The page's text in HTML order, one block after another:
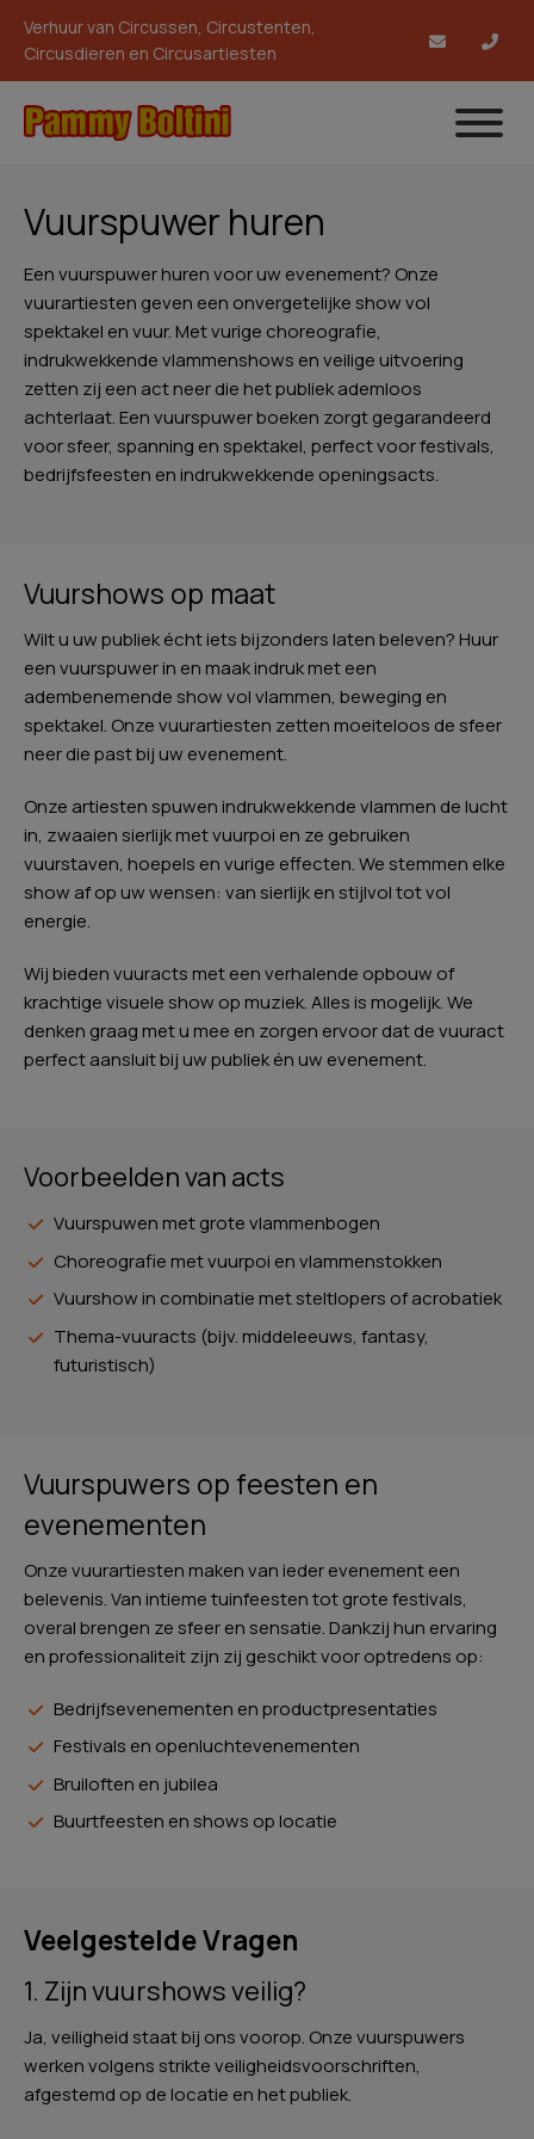
Verhuur van Circussen, Circustenten,
Circusdieren en Circusartiesten
Vuurspuwer huren
Een vuurspuwer huren voor uw evenement? Onze
vuurartiesten geven een onvergetelijke show vol
spektakel en vuur. Met vurige choreografie,
indrukwekkende vlammenshows en veilige uitvoering
zetten zij een act neer die het publiek ademloos
achterlaat. Een vuurspuwer boeken zorgt gegarandeerd
voor sfeer, spanning en spektakel, perfect voor festivals,
bedrijfsfeesten en indrukwekkende openingsacts.
Vuurshows op maat
Wilt u uw publiek écht iets bijzonders laten beleven? Huur
een vuurspuwer in en maak indruk met een
adembenemende show vol vlammen, beweging en
spektakel. Onze vuurartiesten zetten moeiteloos de sfeer
neer die past bij uw evenement.
Onze artiesten spuwen indrukwekkende vlammen de lucht
in, zwaaien sierlijk met vuurpoi en ze gebruiken
vuurstaven, hoepels en vurige effecten. We stemmen elke
show af op uw wensen: van sierlijk en stijlvol tot vol
energie.
Wij bieden vuuracts met een verhalende opbouw of
krachtige visuele show op muziek. Alles is mogelijk. We
denken graag met u mee en zorgen ervoor dat de vuuract
perfect aansluit bij uw publiek én uw evenement.
Voorbeelden van acts
Vuurspuwen met grote vlammenbogen
Choreografie met vuurpoi en vlammenstokken
Vuurshow in combinatie met steltlopers of acrobatiek
Thema-vuuracts (bijv. middeleeuws, fantasy,
futuristisch)
Vuurspuwers op feesten en
evenementen
Onze vuurartiesten maken van ieder evenement een
belevenis. Van intieme tuinfeesten tot grote festivals,
overal brengen ze sfeer en sensatie. Dankzij hun ervaring
en professionaliteit zijn zij geschikt voor optredens op:
Bedrijfsevenementen en productpresentaties
Festivals en openluchtevenementen
Bruiloften en jubilea
Buurtfeesten en shows op locatie
Veelgestelde Vragen
1. Zijn vuurshows veilig?
Ja, veiligheid staat bij ons voorop. Onze vuurspuwers
werken volgens strikte veiligheidsvoorschriften,
afgestemd op de locatie en het publiek.